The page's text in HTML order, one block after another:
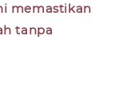
memastikan
tanpa